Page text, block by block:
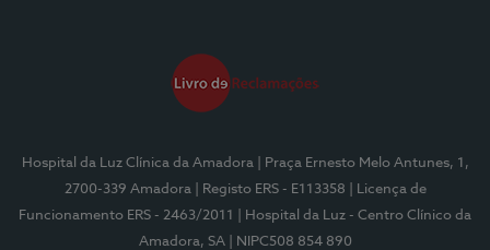
Hospital da Luz Clínica da Amadora
| Praça Ernesto Melo Antunes, 1,
2700-339 Amadora
| Registo ERS - E113358
| Licença de
Funcionamento ERS - 2463/2011
| Hospital da Luz - Centro Clínico da
Amadora, SA
| NIPC508 854 890